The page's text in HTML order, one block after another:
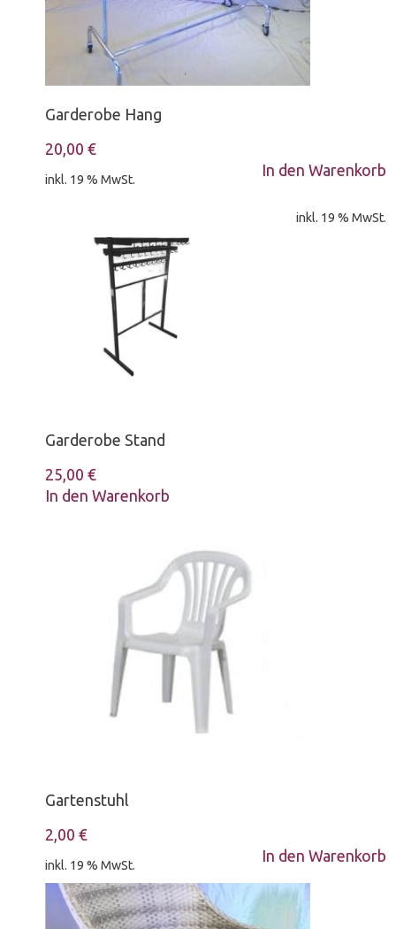
Katalog
Öffnungszeiten
Geschichte
Bildergalerie
Garderobe Hang
20,00€
inkl. 19 % MwSt.
In den Warenkorb
Garderobe Stand
25,00€
inkl. 19 % MwSt.
In den Warenkorb
Gartenstuhl
2,00€
inkl. 19 % MwSt.
In den Warenkorb